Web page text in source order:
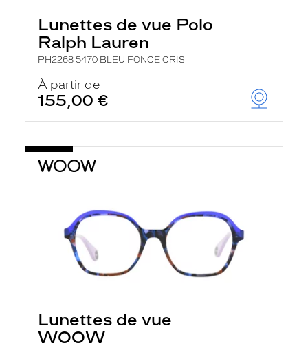
Lunettes de vue Polo
Ralph Lauren
PH2268 5470 BLEU FONCE CRIS
À partir de
155,00 €
Lunettes de vue
WOOW